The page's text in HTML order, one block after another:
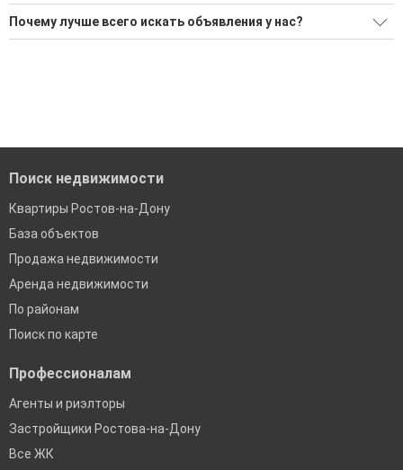
Воспользуйтесь нашим поиском по новостройкам, для
подбора подходящего вам варианта
Минимальная цена: 950 000 Р. Максимальная цена: 1 700
000 Р; Средняя: 1 510 000 Р
Почему лучше всего искать объявления у нас?
Поиск недвижимости
Квартиры Ростов-на-Дону
База объектов
Продажа недвижимости
Аренда недвижимости
По районам
Поиск по карте
Профессионалам
Агенты и риэлторы
Застройщики Ростова-на-Дону
Все ЖК